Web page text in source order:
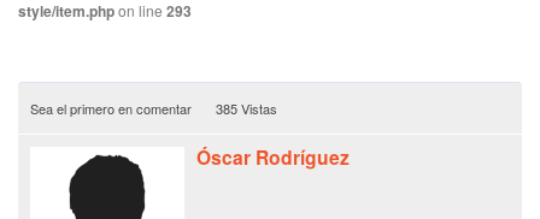
style/item.phpon line 293
Sea el primero en comentar 385 Vistas
Óscar Rodríguez